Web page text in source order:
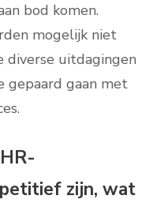
bod komen.
mogelijk niet
diverse uitdagingen
gepaard gaan met
zijn, wat